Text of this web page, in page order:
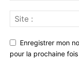
Enregistrer mon
pour la prochaine